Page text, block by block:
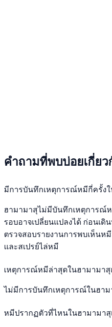
คำถามที่พบบ่อยเกี่ย
มีการบันทึกเหตุการณ์หมีกี่ครั้ง
ฮามามาสุไม่มีบันทึกเหตุการณ์
รอบอาจเปลี่ยนแปลงได้ ก่อนเดิ
ตรวจสอบรายงานการพบเห็น
และสเปรย์ไล่หมี
เหตุการณ์หมีล่าสุดในฮามามาสุ
ไม่มีการบันทึกเหตุการณ์ในฮา
หมีปรากฏตัวที่ไหนในฮามามาสุ